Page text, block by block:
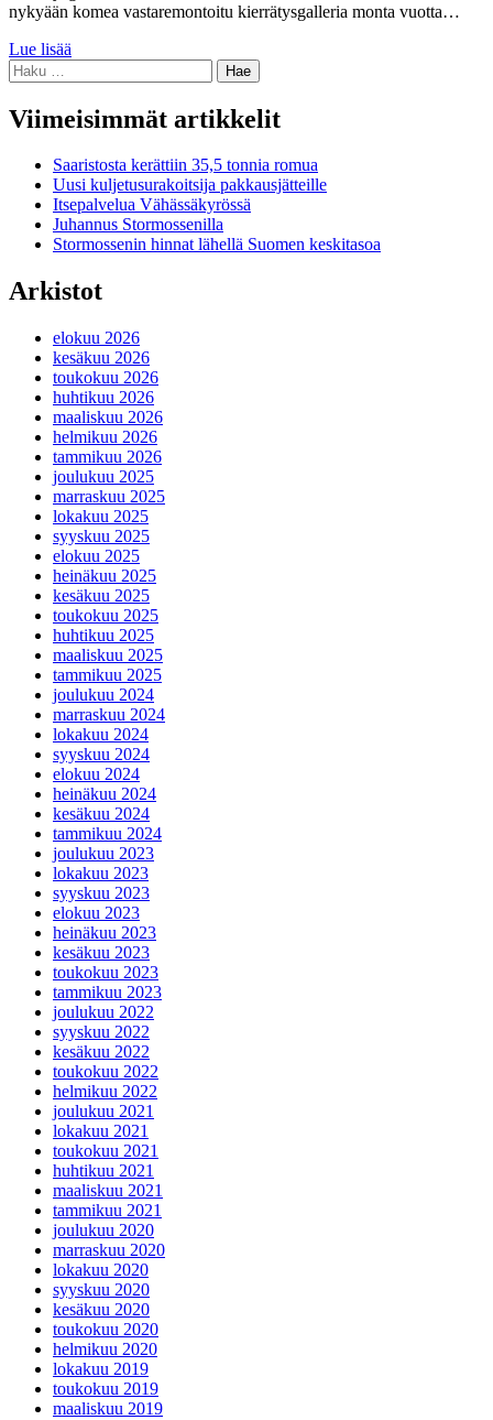
nykyään komea vastaremontoitu kierrätysgalleria monta vuotta…
Lue lisää
Haku:
Viimeisimmät artikkelit
Saaristosta kerättiin 35,5 tonnia romua
Uusi kuljetusurakoitsija pakkausjätteille
Itsepalvelua Vähässäkyrössä
Juhannus Stormossenilla
Stormossenin hinnat lähellä Suomen keskitasoa
Arkistot
elokuu 2026
kesäkuu 2026
toukokuu 2026
huhtikuu 2026
maaliskuu 2026
helmikuu 2026
tammikuu 2026
joulukuu 2025
marraskuu 2025
lokakuu 2025
syyskuu 2025
elokuu 2025
heinäkuu 2025
kesäkuu 2025
toukokuu 2025
huhtikuu 2025
maaliskuu 2025
tammikuu 2025
joulukuu 2024
marraskuu 2024
lokakuu 2024
syyskuu 2024
elokuu 2024
heinäkuu 2024
kesäkuu 2024
tammikuu 2024
joulukuu 2023
lokakuu 2023
syyskuu 2023
elokuu 2023
heinäkuu 2023
kesäkuu 2023
toukokuu 2023
tammikuu 2023
joulukuu 2022
syyskuu 2022
kesäkuu 2022
toukokuu 2022
helmikuu 2022
joulukuu 2021
lokakuu 2021
toukokuu 2021
huhtikuu 2021
maaliskuu 2021
tammikuu 2021
joulukuu 2020
marraskuu 2020
lokakuu 2020
syyskuu 2020
kesäkuu 2020
toukokuu 2020
helmikuu 2020
lokakuu 2019
toukokuu 2019
maaliskuu 2019